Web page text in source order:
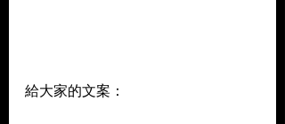
給大家的文案：